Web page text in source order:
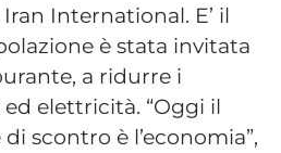
International. E’ il
è stata invitata
a ridurre i
elettricità. “Oggi il
scontro è l’economia”,